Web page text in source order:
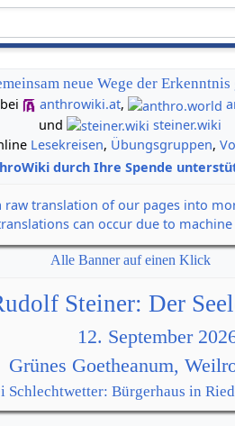
neue Wege der Erkenntnis
anthrowiki.at,
und
steiner.wiki
Lesekreisen, Übungsgruppen,
durch Ihre Spende
raw translation of our pages into
can occur due to
Alle Banner auf einen Klick
Steiner: Der
12. September
Grünes Goetheanum,
Schlechtwetter: Bürgerhaus in